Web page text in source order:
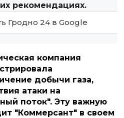
рекомендациях.
Гродно 24 в Google
компания
добычи газа,
атаки на
поток". Эту важную
"Коммерсант" в своем